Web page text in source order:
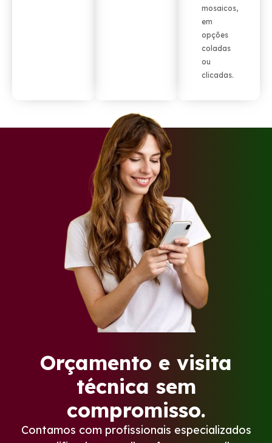
mosaicos,
em
opções
coladas
ou
clicadas.
Orçamento e visita
técnica sem
compromisso.
Contamos com profissionais especializados